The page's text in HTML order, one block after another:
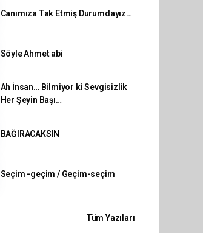
Canımıza Tak Etmiş Durumdayız…
Söyle Ahmet abi
Ah İnsan… Bilmiyor ki Sevgisizlik
Her Şeyin Başı…
BAĞIRACAKSIN
Seçim -geçim / Geçim-seçim
Tüm Yazıları